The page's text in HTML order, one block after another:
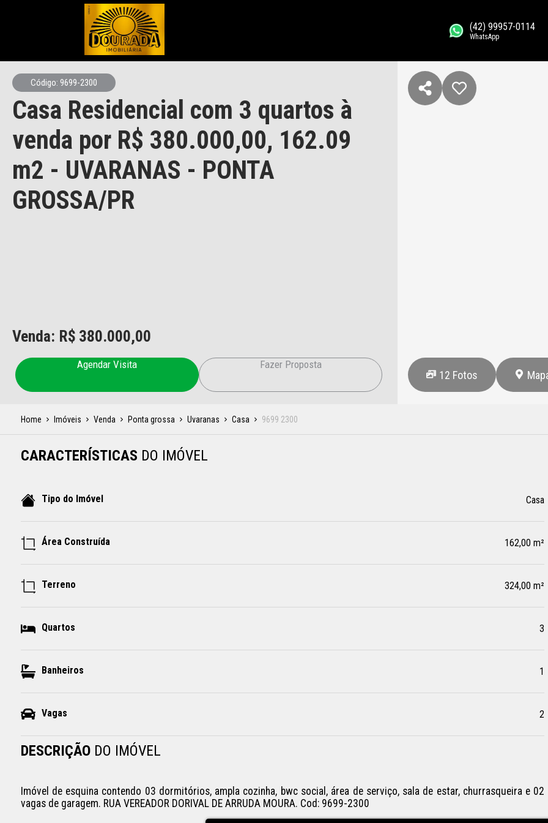
(42) 99957-0114
WhatsApp
Código: 9699-2300
Casa Residencial com 3 quartos à
venda por R$ 380.000,00, 162.09
m2 - UVARANAS - PONTA
GROSSA/PR
Venda: R$ 380.000,00
Agendar Visita Fazer Proposta
12 Fotos
Home Imóveis Venda Ponta grossa Uvaranas Casa 9699 2300
CARACTERÍSTICAS DO IMÓVEL
Tipo do Imóvel Casa
Área Construída 162,00 m²
Terreno 324,00 m²
Quartos 3
Banheiros 1
Vagas 2
DESCRIÇÃO DO IMÓVEL
Imóvel de esquina contendo 03 dormitórios, ampla cozinha, bwc social, área de serviço, sala de estar, churrasqueira e 02
vagas de garagem. RUA VEREADOR DORIVAL DE ARRUDA MOURA. Cod: 9699-2300